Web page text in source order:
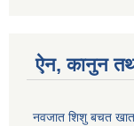
ऐन, कानुन
नवजात शिशु बचत